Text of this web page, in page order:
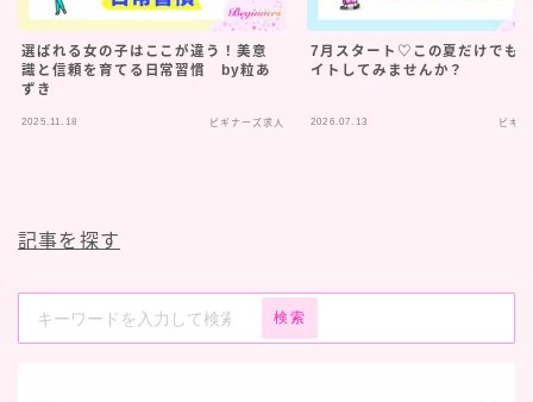
選ばれる女の子はここが違う！美意
識と信頼を育てる日常習慣 by粒あ
ずき
2025.11.18 ビギナーズ求人
7月スタート♡この夏だけでも
イトしてみませんか？
2026.07.13 ビギ
記事を探す
検索